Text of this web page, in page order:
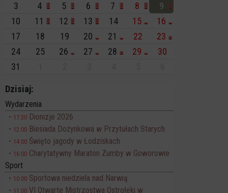
3
4 5 6 7 8
9
10
11 12 13 14 15
16
17
18 19 20 21 22
23
24
25 26 27 28 29
30
31
Dzisiaj:
Wydarzenia
17:30 Dionizje 2026
12:00 Biesiada Dożynkowa w Przytułach Starych
14:00 Święto jagody w Łodziskach
16:00 Charytatywny Maraton Zumby w Goworowie
Sport
10:00 Sportowa niedziela nad Narwią
11:00 VI Otwarte Mistrzostwa Ostrołęki w